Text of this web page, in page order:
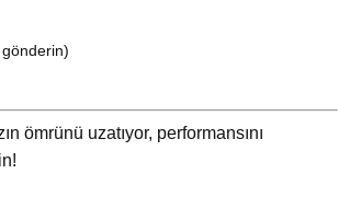
gönderin)
ömrünü uzatıyor, performansını